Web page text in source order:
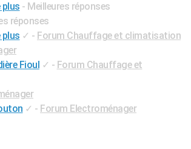
plus - Meilleures réponses
réponses
plus ✓ - Forum Chauffage et climatisation
Fioul ✓ - Forum Chauffage et
✓ - Forum Electroménager